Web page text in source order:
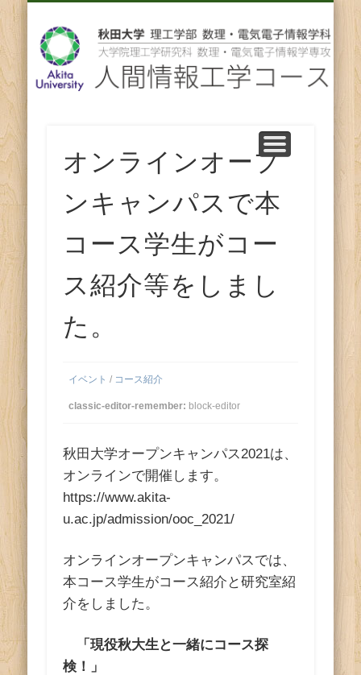
人
間
報
工
学
コ
オンラインオープ
ンキャンパスで本
コース学生がコー
ス紹介等をしまし
た。
イベント / コース紹介
classic-editor-remember: block-editor
秋田大学オープンキャンパス2021は、
オンラインで開催します。
https://www.akita-
u.ac.jp/admission/ooc_2021/
オンラインオープンキャンパスでは、
本コース学生がコース紹介と研究室紹
介をしました。
「現役秋大生と一緒にコース探
検！」